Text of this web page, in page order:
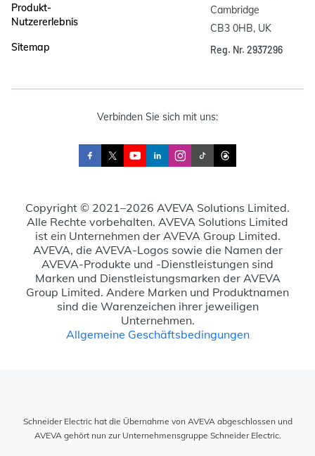
Produkt-
Nutzererlebnis
Sitemap
Cambridge
CB3 0HB, UK
Reg. Nr. 2937296
Verbinden Sie sich mit uns:
Copyright © 2021–2026 AVEVA Solutions Limited.
Alle Rechte vorbehalten. AVEVA Solutions Limited
ist ein Unternehmen der AVEVA Group Limited.
AVEVA, die AVEVA-Logos sowie die Namen der
AVEVA-Produkte und -Dienstleistungen sind
Marken und Dienstleistungsmarken der AVEVA
Group Limited. Andere Marken und Produktnamen
sind die Warenzeichen ihrer jeweiligen
Unternehmen.
Allgemeine Geschäftsbedingungen
Schneider Electric hat die Übernahme von AVEVA abgeschlossen und
AVEVA gehört nun zur Unternehmensgruppe Schneider Electric.